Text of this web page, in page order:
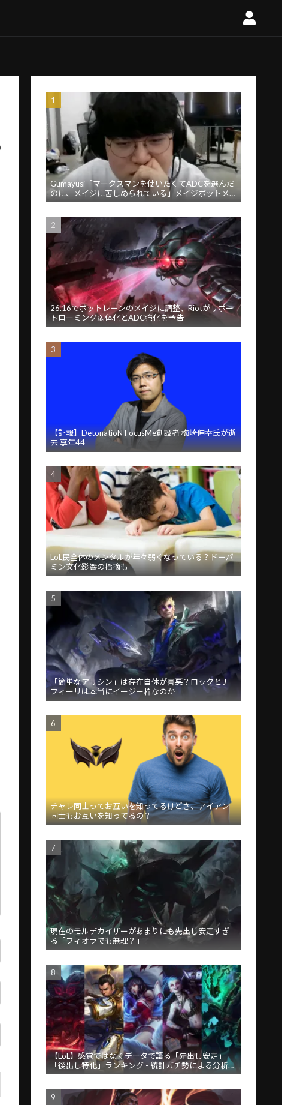
Gumayusi「マークスマンを使いたくてADCを選んだ
のに、メイジに苦しめられている」メイジボットメ
タに苦言
26.16でボットレーンのメイジに調整、Riotがサポー
トローミング弱体化とADC強化を予告
【訃報】DetonatioN FocusMe創設者 梅崎伸幸氏が逝
去 享年44
LoL民全体のメンタルが年々弱くなっている？ドーパ
ミン文化影響の指摘も
「簡単なアサシン」は存在自体が害悪？ロックとナ
フィーリは本当にイージー枠なのか
チャレ同士ってお互いを知ってるけどさ、アイアン
同士もお互いを知ってるの？
現在のモルデカイザーがあまりにも先出し安定すぎ
る「フィオラでも無理？」
【LoL】感覚ではなくデータで語る「先出し安定」
「後出し特化」ランキング - 統計ガチ勢による分析が
話題